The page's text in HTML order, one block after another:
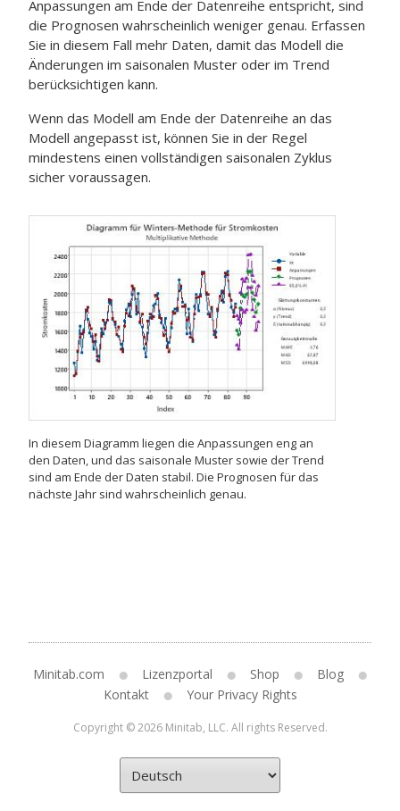
Anpassungen am Ende der Datenreihe entspricht, sind
die Prognosen wahrscheinlich weniger genau. Erfassen
Sie in diesem Fall mehr Daten, damit das Modell die
Änderungen im saisonalen Muster oder im Trend
berücksichtigen kann.
Wenn das Modell am Ende der Datenreihe an das
Modell angepasst ist, können Sie in der Regel
mindestens einen vollständigen saisonalen Zyklus
sicher voraussagen.
In diesem Diagramm liegen die Anpassungen eng an
den Daten, und das saisonale Muster sowie der Trend
sind am Ende der Daten stabil. Die Prognosen für das
nächste Jahr sind wahrscheinlich genau.
Minitab.com Lizenzportal Shop
Blog
Kontakt
Your Privacy Rights
Copyright © 2026 Minitab, LLC. All rights Reserved.